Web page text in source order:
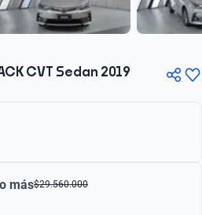
CVT Sedan 2019
más$29.560.000